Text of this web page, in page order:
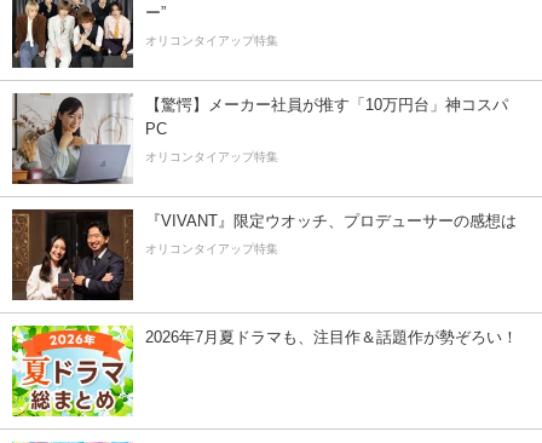
ー”
オリコンタイアップ特集
【驚愕】メーカー社員が推す「10万円台」神コスパ
PC
オリコンタイアップ特集
『VIVANT』限定ウオッチ、プロデューサーの感想は
オリコンタイアップ特集
2026年7月夏ドラマも、注目作＆話題作が勢ぞろい！